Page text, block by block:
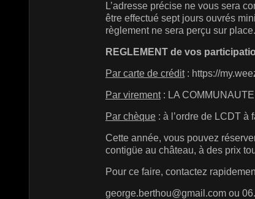
L’adresse précise ne vous sera
être effectué sept jours ouvrés
règlement ne sera perçu sur
REGLEMENT de vos
Par carte de crédit: https://
Par virement: LA
Par chèque : à l’ordre de LCDT
Cette année, vous pouvez
contigüe au château, à des prix
Pour ce faire, contactez
george.berthou@gmail.com ou